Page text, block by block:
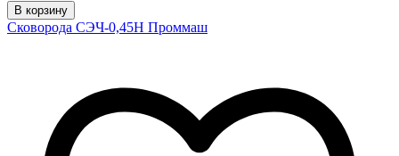
В корзину
Сковорода СЭЧ-0,45Н Проммаш